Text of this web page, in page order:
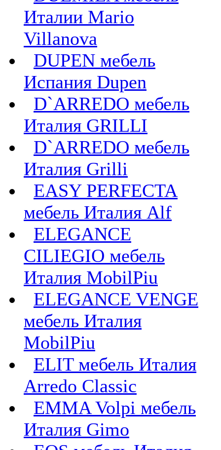
Италии Mario
Villanova
DUPEN мебель
Испания Dupen
D`ARREDO мебель
Италия GRILLI
D`ARREDO мебель
Италия Grilli
EASY PERFECTA
мебель Италия Alf
ELEGANCE
CILIEGIO мебель
Италия MobilPiu
ELEGANCE VENGE
мебель Италия
MobilPiu
ELIT мебель Италия
Arredo Classic
EMMA Volpi мебель
Италия Gimo